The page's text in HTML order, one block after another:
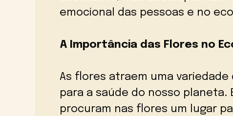
emocional das pessoas e no
A Importância das Flores no
As flores atraem uma
para a saúde do nosso planeta.
procuram nas flores um lugar